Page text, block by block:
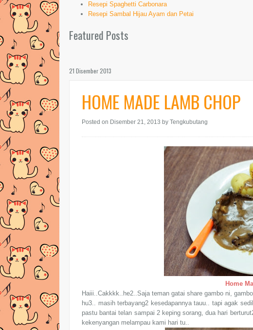
Resepi Spaghetti Carbonara
Resepi Sambal Hijau Ayam dan Petai
Featured Posts
21 Disember 2013
HOME MADE LAMB CHOP
Posted on Disember 21, 2013 by Tengkubutang
Home
Haiii..Cakkkk..he2..Saja teman gatai share gambo ni,
hu3.. masih terbayang2 kesedapannya tauu.. tapi agak
pastu bantai telan sampai 2 keping sorang, dua hari
kekenyangan melampau kami hari tu..